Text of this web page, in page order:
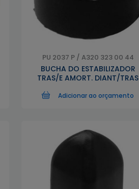
PU 2037 P / A320 323 00 44
BUCHA DO ESTABILIZADOR
TRAS/E AMORT. DIANT/TRAS
Adicionar ao orçamento